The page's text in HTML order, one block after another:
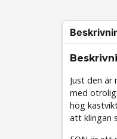
Just den
med
hög
att klingan